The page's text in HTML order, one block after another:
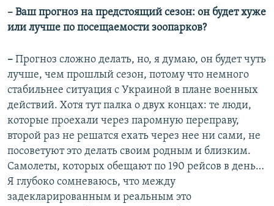
– Ваш прогноз на предстоящий сезон: он будет хуже
или лучше по посещаемости зоопарков?
– Прогноз сложно делать, но, я думаю, он будет чуть
лучше, чем прошлый сезон, потому что немного
стабильнее ситуация с Украиной в плане военных
действий. Хотя тут палка о двух концах: те люди,
которые проехали через паромную переправу,
второй раз не решатся ехать через нее ни сами, не
посоветуют это делать своим родным и близким.
Самолеты, которых обещают по 190 рейсов в день…
Я глубоко сомневаюсь, что между
задекларированным и реальным это